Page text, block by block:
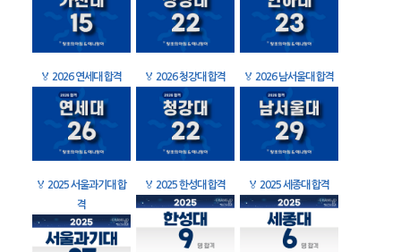
🏅 2026 연세대 합격 🏅 2026 청강대 합격 🏅 2026 남서울대 합격
🏅 2025 서울과기대 합
격
🏅 2025 한성대 합격 🏅 2025 세종대 합격